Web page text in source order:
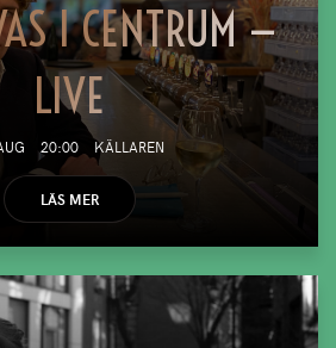
I CENTRUM —
LIVE
20:00 KÄLLAREN
LÄS MER